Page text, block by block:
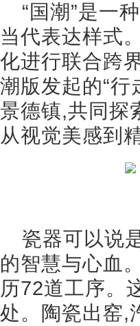
“国潮”是一
当代表达样式
化进行联合跨
潮版发起的“
景德镇,共同探
从视觉美感到
瓷器可以说
的智慧与心血
历72道工序。
处。陶瓷出窑,